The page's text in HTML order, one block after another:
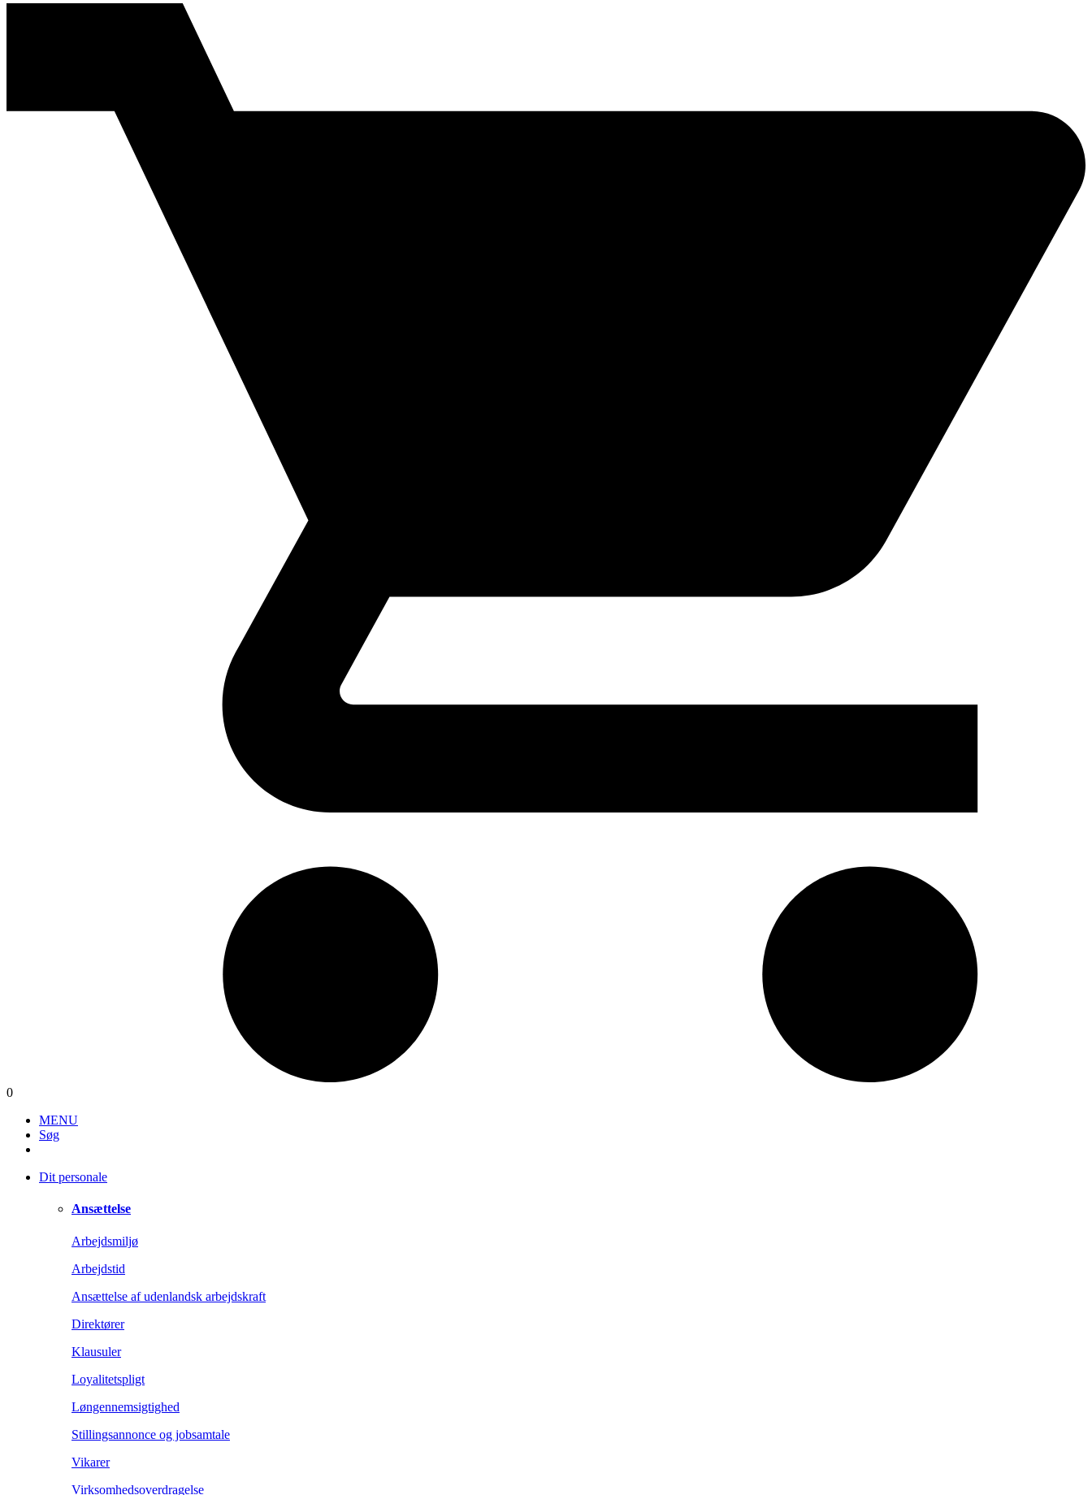
0
MENU
Søg
Dit personale
Ansættelse
Arbejdsmiljø
Arbejdstid
Ansættelse af udenlandsk arbejdskraft
Direktører
Klausuler
Loyalitetspligt
Løngennemsigtighed
Stillingsannonce og jobsamtale
Vikarer
Virksomhedsoverdragelse